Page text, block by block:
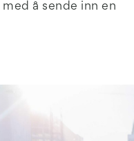
å sende inn en